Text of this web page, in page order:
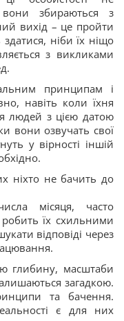
збираються з
вихід – це пройти
ніби їх ніщо
з викликами
принципам і
навіть коли їхня
людей з цією датою
вони озвучать свої
у вірності іншій
ніхто не бачить до
місяця, часто
робить їх схильними
відповіді через
глибину, масштаби
загадкою.
та бачення.
є для них